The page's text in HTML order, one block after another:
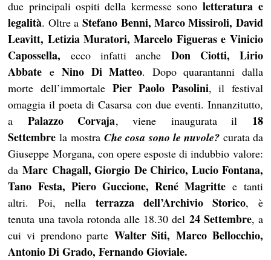
due principali ospiti della kermesse sonoletteratura e
legalità. Oltre aStefano Benni, Marco Missiroli, David
Leavitt, Letizia Muratori, Marcelo Figueras e Vinicio
Capossella,ecco infatti ancheDon Ciotti, Lirio
Abbate eNino Di Matteo. Dopo quarantanni dalla
morte dell’immortalePier Paolo Pasolini, il festival
omaggia il poeta di Casarsa con due eventi. Innanzitutto,
a Palazzo Corvaja, viene inaugurata il 18
Settembrela mostraChe cosa sono le nuvole? curata da
Giuseppe Morgana, con opere esposte di indubbio valore:
daMarc Chagall, Giorgio De Chirico, Lucio Fontana,
Tano Festa, Piero Guccione, René Magrittee tanti
altri. Poi, nella terrazza dell’Archivio Storico, è
tenuta una tavola rotonda alle 18.30 del 24 Settembre, a
cui vi prendono parte Walter Siti, Marco Bellocchio,
Antonio Di Grado, Fernando Gioviale.